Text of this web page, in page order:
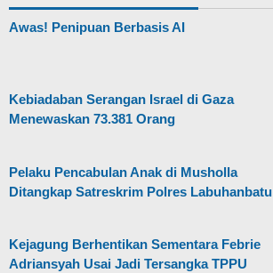
Awas! Penipuan Berbasis AI
Kebiadaban Serangan Israel di Gaza
Menewaskan 73.381 Orang
Pelaku Pencabulan Anak di Musholla
Ditangkap Satreskrim Polres Labuhanbatu
Kejagung Berhentikan Sementara Febrie
Adriansyah Usai Jadi Tersangka TPPU